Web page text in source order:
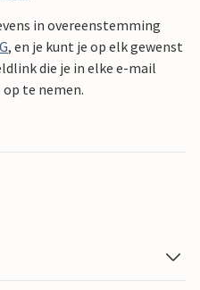
in overeenstemming
, en je kunt je op elk gewenst
die je in elke e-mail
te nemen.